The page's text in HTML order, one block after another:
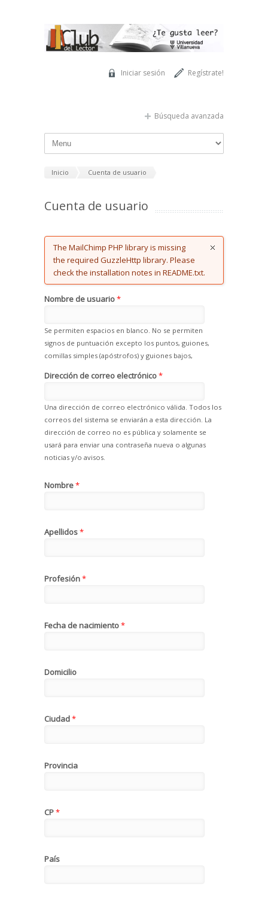
Regístrate!
Iniciar sesión
Búsqueda avanzada
Inicio Cuenta de usuario
Cuenta de usuario
Error message
The MailChimp PHP library is missing
the required GuzzleHttp library. Please
check the installation notes in README.txt.
Nombre de usuario*
Se permiten espacios en blanco. No se permiten
signos de puntuación excepto los puntos, guiones,
comillas simples (apóstrofos) y guiones bajos,
Dirección de correo electrónico*
Una dirección de correo electrónico válida. Todos los
correos del sistema se enviarán a esta dirección. La
dirección de correo no es pública y solamente se
usará para enviar una contraseña nueva o algunas
noticias y/o avisos.
Nombre*
Apellidos*
Profesión*
Fecha de nacimiento*
Domicilio
Ciudad*
Provincia
CP*
País